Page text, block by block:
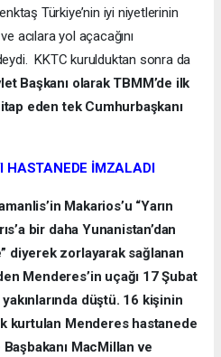
Türkiye’nin iyi niyetlerinin
acılara yol açacağını
KKTC kurulduktan sonra da
Başkanı olarak TBMM’de ilk
eden tek Cumhurbaşkanı
HASTANEDE İMZALADI
Makarios’u “Yarın
bir daha Yunanistan’dan
diyerek zorlayarak sağlanan
Menderes’in uçağı 17 Şubat
düştü. 16 kişinin
kurtulan Menderes hastanede
MacMillan ve